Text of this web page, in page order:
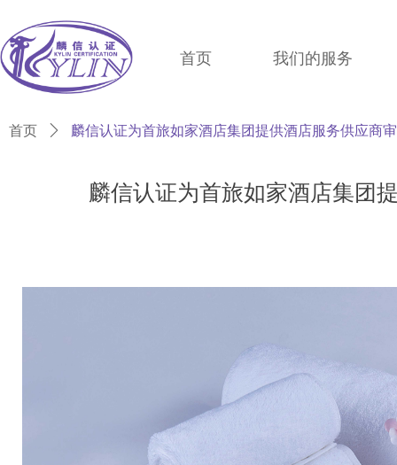
首页 我们的服务
麟信认证为首旅如家酒店集团
首页 ꄲ 麟信认证为首旅如家酒店集团提供酒店服务供应商